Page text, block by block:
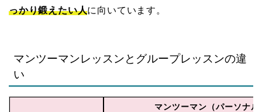
っかり鍛えたい人に向いています。
マンツーマンレッスンとグループレッスンの違
い
マンツーマン（パーソナル